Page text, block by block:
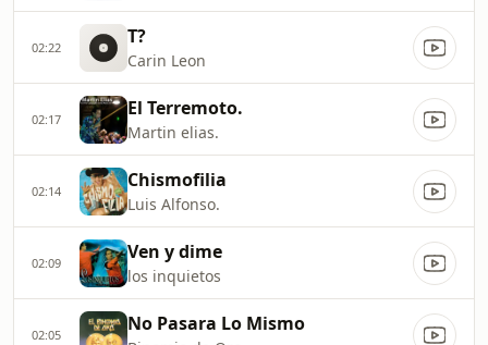
02:22 T?
Carin Leon
02:17 El Terremoto.
Martin elias.
02:14 Chismofilia
Luis Alfonso.
02:09 Ven y dime
los inquietos
02:05 No Pasara Lo Mismo